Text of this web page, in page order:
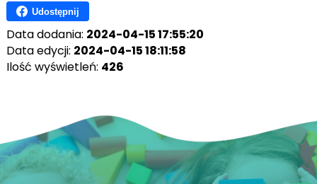
Udostępnij
Data dodania: 2024-04-15 17:55:20
Data edycji: 2024-04-15 18:11:58
Ilość wyświetleń: 426